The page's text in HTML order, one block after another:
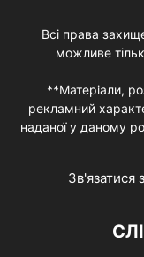
Всі права
можливе
**Матеріали,
рекламний
наданої у даному
Зв'язатися